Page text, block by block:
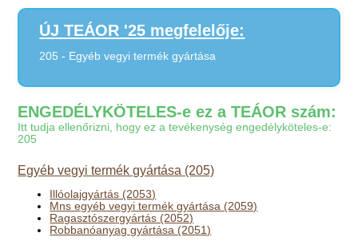
ÚJ TEÁOR '25 megfelelője:
205 - Egyéb vegyi termék gyártása
ENGEDÉLYKÖTELES-e ez a TEÁOR szám:
Itt tudja ellenőrizni, hogy ez a tevékenység engedélyköteles-e:
205
Egyéb vegyi termék gyártása (205)
Illóolajgyártás (2053)
Mns egyéb vegyi termék gyártása (2059)
Ragasztószergyártás (2052)
Robbanóanyag gyártása (2051)